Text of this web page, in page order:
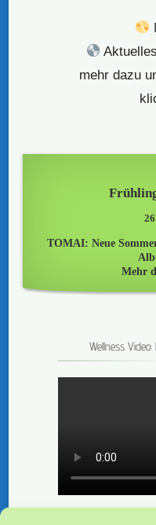
mehr dazu
TOMAI: Neue
Mehr
Wellness